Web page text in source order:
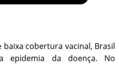
cobertura vacinal, Brasil
epidemia da doença. No